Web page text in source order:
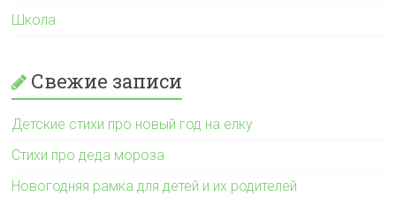
Школа
Свежие записи
Детские стихи про новый год на елку
Стихи про деда мороза
Новогодняя рамка для детей и их родителей